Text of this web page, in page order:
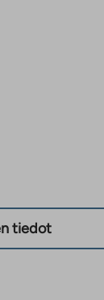
tiedot